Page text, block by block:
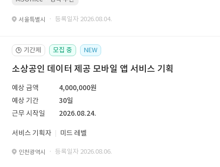
서울특별시 · 등록일자 2026.08.04.
🕒 기간제 모집 중 NEW
소상공인 데이터 제공 모바일 앱 서비스 기획
예상 금액
4,000,000원
예상 기간
30일
근무 시작일
2026.08.24.
서비스 기획자 미드 레벨
인천광역시 · 등록일자 2026.08.06.